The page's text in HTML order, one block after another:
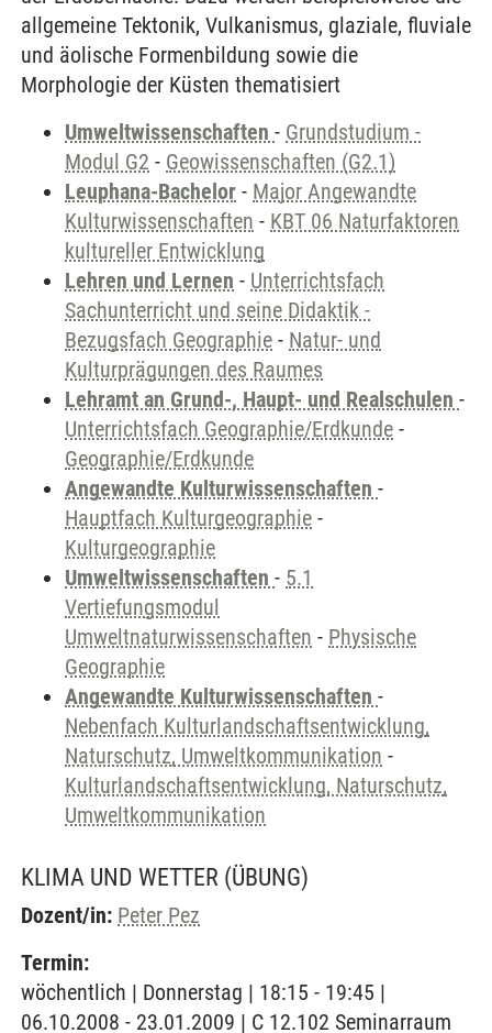
allgemeine Tektonik, Vulkanismus, glaziale, fluviale
und äolische Formenbildung sowie die
Morphologie der Küsten thematisiert
Umweltwissenschaften - Grundstudium -
Modul G2 - Geowissenschaften (G2.1)
Leuphana-Bachelor - Major Angewandte
Kulturwissenschaften - KBT 06 Naturfaktoren
kultureller Entwicklung
Lehren und Lernen - Unterrichtsfach
Sachunterricht und seine Didaktik -
Bezugsfach Geographie - Natur- und
Kulturprägungen des Raumes
Lehramt an Grund-, Haupt- und Realschulen -
Unterrichtsfach Geographie/Erdkunde -
Geographie/Erdkunde
Angewandte Kulturwissenschaften -
Hauptfach Kulturgeographie -
Kulturgeographie
Umweltwissenschaften - 5.1
Vertiefungsmodul
Umweltnaturwissenschaften - Physische
Geographie
Angewandte Kulturwissenschaften -
Nebenfach Kulturlandschaftsentwicklung,
Naturschutz, Umweltkommunikation -
Kulturlandschaftsentwicklung, Naturschutz,
Umweltkommunikation
KLIMA UND WETTER (ÜBUNG)
Dozent/in: Peter Pez
Termin:
wöchentlich | Donnerstag | 18:15 - 19:45 |
06.10.2008 - 23.01.2009 | C 12.102 Seminarraum